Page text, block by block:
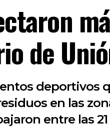
de
deportivos
en las
entre las